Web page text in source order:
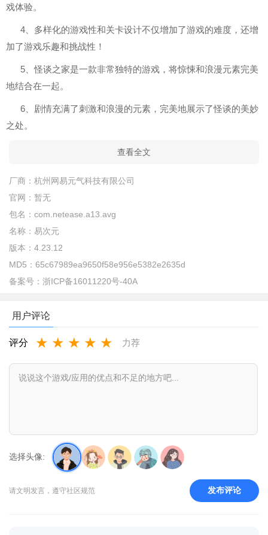
戏体验。
4、多样化的游戏性和关卡设计不仅增加了游戏的难度，还增
加了游戏乐趣和挑战性！
5、怪谈之家是一款非常独特的游戏，将惊悚和浪漫元素完美
地结合在一起。
6、剧情充满了刺激和浪漫的元素，完美地展示了怪谈的美妙
之处。
查看全文
厂商： 杭州网易元气科技有限公司
官网： 暂无
包名： com.netease.a13.avg
名称： 易次元
版本： 4.23.12
MD5： 65c67989ea9650f58e956e5382e2635d
备案号： 浙ICP备16011220号-40A
用户评论
评分 ★ ★ ★ ★ ★ 力荐
选择头像:
请文明发言，遵守社区规范 发布评论